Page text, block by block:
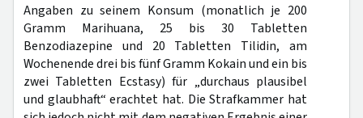
Angaben zu seinem Konsum (monatlich je 200
Gramm Marihuana, 25 bis 30 Tabletten
Benzodiazepine und 20 Tabletten Tilidin, am
Wochenende drei bis fünf Gramm Kokain und ein bis
zwei Tabletten Ecstasy) für „durchaus plausibel
und glaubhaft“ erachtet hat. Die Strafkammer hat